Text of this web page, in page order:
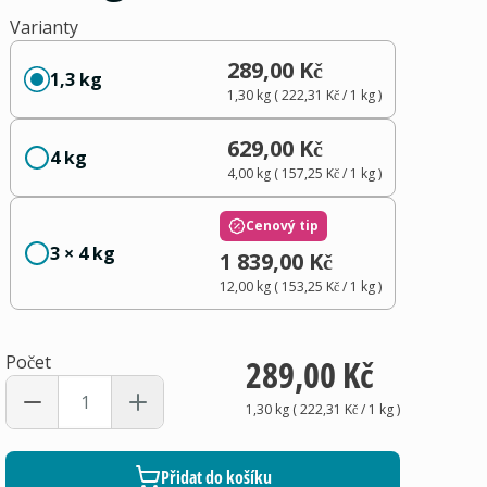
Varianty
1,3 kg 289,00 Kč
1,30 kg(222,31 Kč/ 1 kg)
4 kg 629,00 Kč
4,00 kg( 157,25 Kč/ 1 kg)
3 × 4 kg
Cenový tip
1 839,00 Kč
12,00 kg( 153,25 Kč/ 1 kg)
Počet 289,00 Kč
1,30 kg(222,31 Kč/ 1 kg)
Přidat do košíku